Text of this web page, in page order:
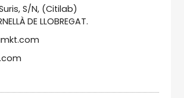
S/N, (Citilab)
DE LLOBREGAT.